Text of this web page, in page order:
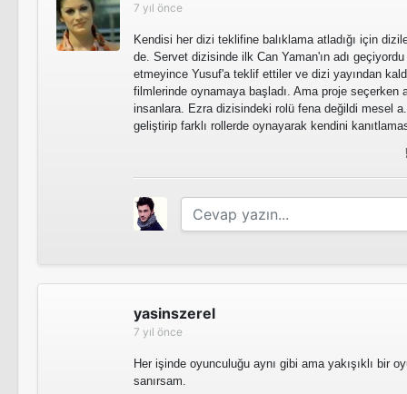
7 yıl önce
Kendisi her dizi teklifine balıklama atladığı için
de. Servet dizisinde ilk Can Yaman'ın adı
etmeyince Yusuf'a teklif ettiler ve dizi yayından
filmlerinde oynamaya başladı. Ama proje seçerken
insanlara. Ezra dizisindeki rolü fena değildi mesel
geliştirip farklı rollerde oynayarak kendini
yasinszerel
7 yıl önce
Her işinde oyunculuğu aynı gibi ama yakışıklı bir
sanırsam.